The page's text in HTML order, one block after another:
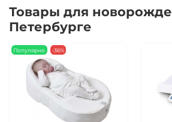
Товары для
Петербурге
Популярно -36%